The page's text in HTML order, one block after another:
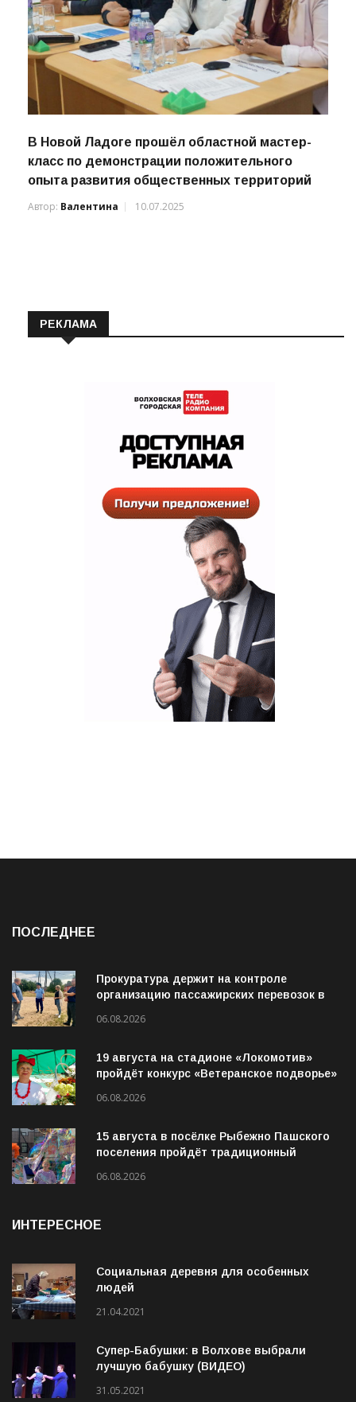
В Новой Ладоге прошёл областной мастер-
класс по демонстрации положительного
опыта развития общественных территорий
Автор: Валентина 10.07.2025
РЕКЛАМА
ПОСЛЕДНЕЕ
Прокуратура держит на контроле
организацию пассажирских перевозок в
06.08.2026
19 августа на стадионе «Локомотив»
пройдёт конкурс «Ветеранское подворье»
06.08.2026
15 августа в посёлке Рыбежно Пашского
поселения пройдёт традиционный
06.08.2026
ИНТЕРЕСНОЕ
Социальная деревня для особенных
людей
21.04.2021
Супер-Бабушки: в Волхове выбрали
лучшую бабушку (ВИДЕО)
31.05.2021